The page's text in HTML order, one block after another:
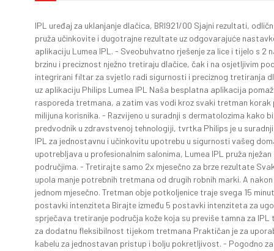
IPL uređaj za uklanjanje dlačica, BRI921/00 Sjajni rezultati,
pruža učinkovite i dugotrajne rezultate uz odgovarajuće
aplikaciju Lumea IPL. - Sveobuhvatno rješenje za lice i tijelo s 2
brzinu i preciznost nježno tretiraju dlačice, čak i na osjetljivim
integrirani filtar za svjetlo radi sigurnosti i preciznog tretiranja
uz aplikaciju Philips Lumea IPL Naša besplatna aplikacija
rasporeda tretmana, a zatim vas vodi kroz svaki tretman korak
milijuna korisnika. - Razvijeno u suradnji s dermatolozima kako
predvodnik u zdravstvenoj tehnologiji, tvrtka Philips je u
IPL za jednostavnu i učinkovitu upotrebu u sigurnosti vašeg
upotrebljava u profesionalnim salonima, Lumea IPL pruža
područjima. - Tretirajte samo 2x mjesečno za brze rezultate
upola manje potrebnih tretmana od drugih robnih marki. A
jednom mjesečno. Tretman obje potkoljenice traje svega 15
postavki intenziteta Birajte između 5 postavki intenziteta za
sprječava tretiranje područja kože koja su previše tamna za
za dodatnu fleksibilnost tijekom tretmana Praktičan je za
kabelu za jednostavan pristup i bolju pokretljivost. - Pogodno